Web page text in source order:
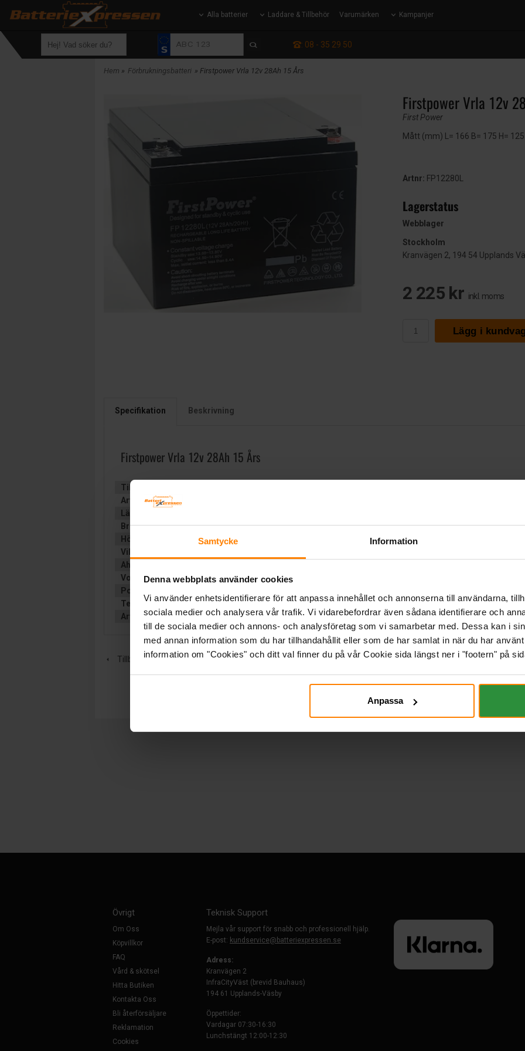
Samtycke Information
Denna webbplats använder cookies
Vi använder enhetsidentifierare för att anpassa innehållet och annonserna till användarna,
sociala medier och analysera vår trafik. Vi vidarebefordrar även sådana identifierare och
till de sociala medier och annons- och analysföretag som vi samarbetar med. Dessa kan i
med annan information som du har tillhandahållit eller som de har samlat in när du har
information om "Cookies" och ditt val finner du på vår Cookie sida längst ner i "footern" på
Anpassa
Alla batterier Laddare & Tillbehör Varumärken Kampanjer
: 08 - 35 29 50
Hem » Förbrukningsbatteri » Firstpower Vrla 12v 28Ah 15 Års
Firstpower Vrla 12v
First Power
Mått (mm) L= 166 B= 175 H= 125
Artnr: FP12280L
Lagerstatus
Webblager
Stockholm
Kranvägen 2, 194 54 Upplands
2 225 kr inkl. moms
Lägg i
Specifikation Beskrivning
Firstpower Vrla 12v 28Ah 15 Års
Tillverkare:
Artikelnummer:
Längd (mm):
Bredd (mm):175
Höjd (mm):
Vikt:
Ah (C20):
Volt:
12
Polställning:
Teknologi:AGM
Artikelgrupp:VR STATIONÄRT
Tillbaka
Övrigt
Om Oss
Köpvillkor
FAQ
Vård & skötsel
Hitta Butiken
Kontakta Oss
Bli återförsäljare
Reklamation
Cookies
Teknisk Support
Mejla vår support för snabb och professionell hjälp.
E-post: kundservice@batteriexpressen.se
Adress:
Kranvägen 2
InfraCityVäst (brevid Bauhaus)
194 61 Upplands-Väsby
Öppettider:
Vardagar 07:30-16:30
Lunchstängt 12:00-12:30